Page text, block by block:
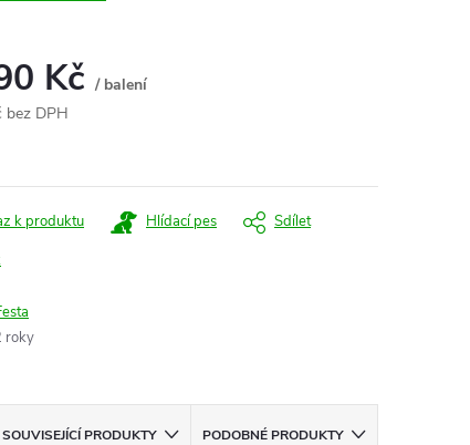
Kč / balení
bez DPH
k produktu Hlídací pes Sdílet
roky
SOUVISEJÍCÍ PRODUKTY PODOBNÉ PRODUKTY